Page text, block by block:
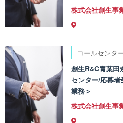
株式会社創生事
コールセンタ
創生R&C青葉田
センター/応募者
業務＞
株式会社創生事